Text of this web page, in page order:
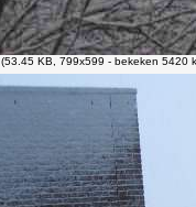
(53.45 KB, 799x599 - bekeken 5420